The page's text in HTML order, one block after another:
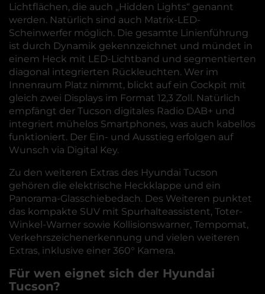
Lichtflächen, die auch „Hidden Lights“ genannt
werden. Natürlich sind auch Matrix-LED-
Scheinwerfer möglich. Die gesamte Linienführung
ist durch Dynamik gekennzeichnet und mündet in
einem Heck mit LED-Lichtband und segmentierten
diagonal integrierten Rückleuchten. Wer im
Innenraum Platz nimmt, blickt auf ein Cockpit mit
gleich zwei Displays im Format 12,3 Zoll. Natürlich
empfängt der Tucson digitales Radio DAB+ und
integriert mühelos Smartphones, was auch kabellos
funktioniert. Der Ein- und Ausstieg erfolgen auf
Wunsch via Digital Key.
Zu den weiteren Extras des Hyundai Tucson
gehören die elektrische Heckklappe und ein
Panorama-Glasschiebedach. Des Weiteren punktet
das kompakte SUV mit Spurhalteassistent, Toter-
Winkel-Warner sowie Kollisionswarner, Tempomat,
Verkehrszeichenerkennung und vielen weiteren
Extras, inklusive einer 360° Kamera.
Für wen eignet sich der Hyundai
Tucson?